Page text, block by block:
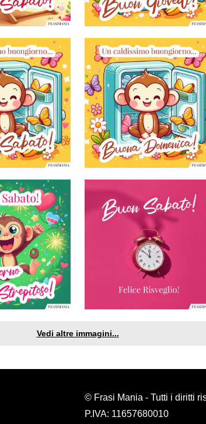
Vedi altre immagini...
© Frasi Mania - Tutti i diritti
P.IVA: 11657680010